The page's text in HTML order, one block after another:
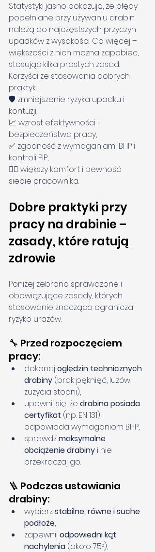
Statystyki jasno pokazują, że błędy
popełniane przy używaniu drabin
należą do najczęstszych przyczyn
upadków z wysokości. Co więcej –
większości z nich można zapobiec,
stosując kilka prostych zasad.
Korzyści ze stosowania dobrych
praktyk:
🛡️ zmniejszenie ryzyka upadku i
kontuzji,
📈 wzrost efektywności i
bezpieczeństwa pracy,
✅ zgodność z wymaganiami BHP i
kontroli PIP,
🧘‍♂️ większy komfort i pewność
siebie pracownika.
Dobre praktyki przy
pracy na drabinie –
zasady, które ratują
zdrowie
Poniżej zebrano sprawdzone i
obowiązujące zasady, których
stosowanie znacząco ogranicza
ryzyko urazów:
🔧 Przed rozpoczęciem
pracy:
dokonaj oględzin technicznych
drabiny (brak pęknięć, luzów,
zużycia stopni),
upewnij się, że drabina posiada
certyfikat (np. EN 131) i
odpowiada wymaganiom BHP,
sprawdź maksymalne
obciążenie drabiny i nie
przekraczaj go.
🪜 Podczas ustawiania
drabiny:
wybierz stabilne, równe i suche
podłoże,
zapewnij odpowiedni kąt
nachylenia (około 75°),